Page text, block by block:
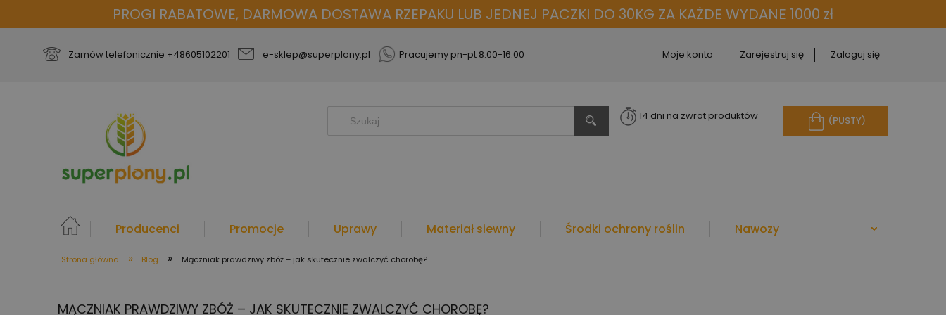
PROGI RABATOWE, DARMOWA DOSTAWA RZEPAKU LUB JEDNEJ PACZKI DO 30KG ZA KAŻDE WYDANE 1000 zł
Zamów telefonicznie +48605102201 e-sklep@superplony.pl Pracujemy pn-pt 8.00-16.00 Moje konto Zarejestruj się Zaloguj się
(PUSTY)
14 dni na zwrot produktów
Producenci Promocje Uprawy Materiał siewny Środki ochrony roślin Nawozy
więcej
Strona główna » Blog » Mączniak prawdziwy zbóż – jak skutecznie zwalczyć chorobę?
MĄCZNIAK PRAWDZIWY ZBÓŻ – JAK SKUTECZNIE ZWALCZYĆ CHOROBĘ?